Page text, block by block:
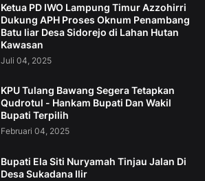
Ketua PD IWO Lampung Timur Azzohirri
Dukung APH Proses Oknum Penambang
Batu liar Desa Sidorejo di Lahan Hutan
Kawasan
Juli 04, 2025
KPU Tulang Bawang Segera Tetapkan
Qudrotul - Hankam Bupati Dan Wakil
Bupati Terpilih
Februari 04, 2025
Bupati Ela Siti Nuryamah Tinjau Jalan Di
Desa Sukadana Ilir